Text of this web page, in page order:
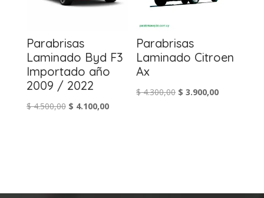
Parabrisas
Laminado Byd F3
Importado año
2009 / 2022
$4.500,00 El
$ 4.100,00El
Parabrisas
Laminado Citroen
Ax
$4.300,00 El
$ 3.900,00El